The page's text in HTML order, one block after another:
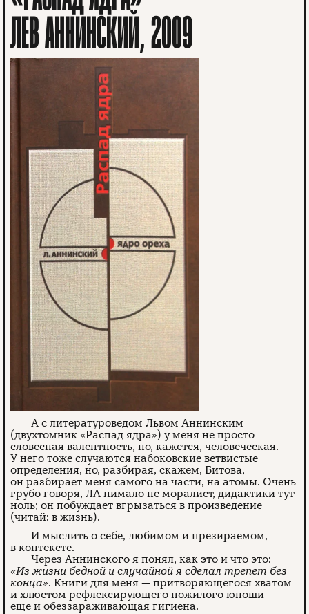
ЛЕВ АННИНСКИЙ, 2009
А с литературоведом Львом Аннинским
(двухтомник «Распад ядра») у меня не просто
словесная валентность, но, кажется, человеческая.
У него тоже случаются набоковские ветвистые
определения, но, разбирая, скажем, Битова,
он разбирает меня самого на части, на атомы. Очень
грубо говоря, ЛА нимало не моралист, дидактики тут
ноль; он побуждает вгрызаться в произведение
(читай: в жизнь).
И мыслить о себе, любимом и презираемом,
в контексте.
Через Аннинского я понял, как это и что это:
«Из жизни бедной и случайной я сделал трепет без
конца». Книги для меня — притворяющегося хватом
и хлюстом рефлексирующего пожилого юноши —
еще и обеззараживающая гигиена.